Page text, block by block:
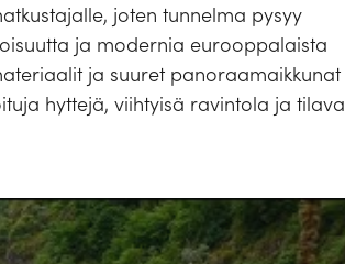
joten tunnelma pysyy
ja modernia eurooppalaista
ja suuret panoraamaikkunat
hyttejä, viihtyisä ravintola ja tilava